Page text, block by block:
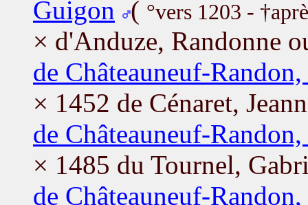
Guigon
( °vers 1203 -
× d'Anduze, Randonne
de Châteauneuf-
× 1452 de Cénaret,
de Châteauneuf-
× 1485 du Tournel,
de Châteauneuf-